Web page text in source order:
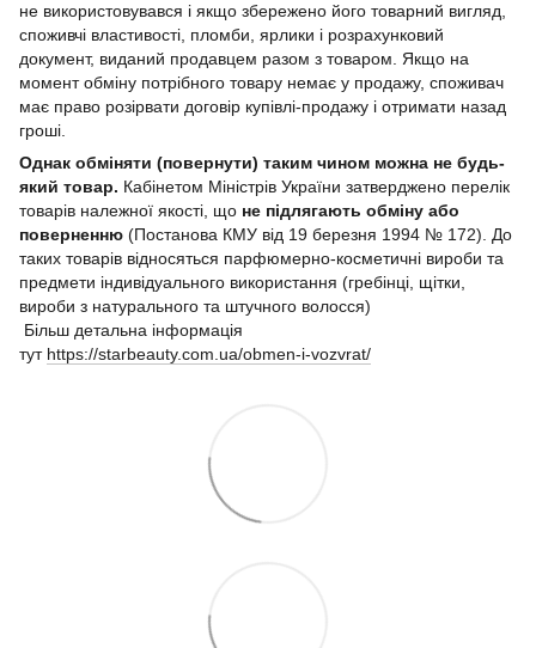
не використовувався і якщо збережено його товарний вигляд,
споживчі властивості, пломби, ярлики і розрахунковий
документ, виданий продавцем разом з товаром. Якщо на
момент обміну потрібного товару немає у продажу, споживач
має право розірвати договір купівлі-продажу і отримати назад
гроші.
Однак обміняти (повернути) таким чином можна не будь-
який товар. Кабінетом Міністрів України затверджено перелік
товарів належної якості, що не підлягають обміну або
поверненню (Постанова КМУ від 19 березня 1994 № 172). До
таких товарів відносяться парфюмерно-косметичні вироби та
предмети індивідуального використання (гребінці, щітки,
вироби з натурального та штучного волосся)
Більш детальна інформація
тут https://starbeauty.com.ua/obmen-i-vozvrat/